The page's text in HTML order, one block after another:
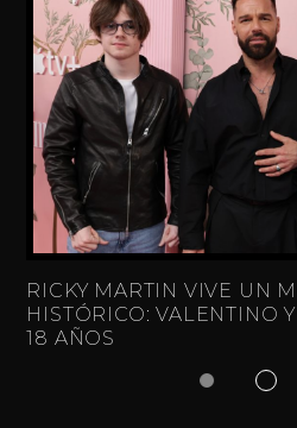
RICKY MARTIN VIVE UN
HISTÓRICO: VALENTINO
18 AÑOS